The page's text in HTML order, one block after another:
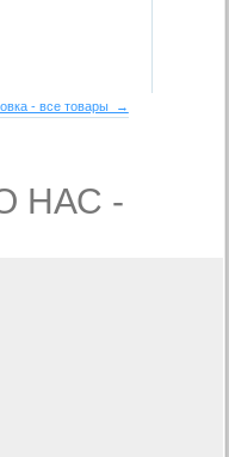
- все товары →
НАС -